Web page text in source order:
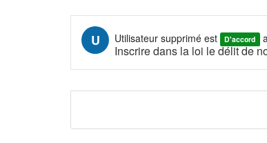
U Utilisateur supprimé est D'accord
Inscrire dans la loi le délit de